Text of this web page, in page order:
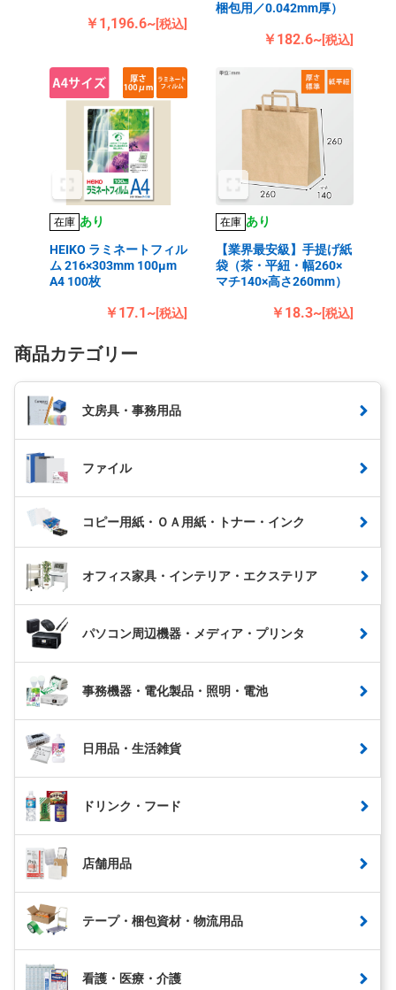
￥1,196.6~[税込]
梱包用／0.042mm厚）
￥182.6~[税込]
在庫 あり
HEIKO ラミネートフィル
ム 216×303mm 100μm
A4 100枚
￥17.1~[税込]
在庫 あり
【業界最安級】手提げ紙
袋（茶・平紐・幅260×
マチ140×高さ260mm）
￥18.3~[税込]
商品カテゴリー
文房具・事務用品
ファイル
コピー用紙・ＯＡ用紙・トナー・インク
オフィス家具・インテリア・エクステリア
パソコン周辺機器・メディア・プリンタ
事務機器・電化製品・照明・電池
日用品・生活雑貨
ドリンク・フード
店舗用品
テープ・梱包資材・物流用品
看護・医療・介護